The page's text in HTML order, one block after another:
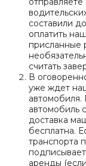
составили
оплатить
присланные
считать
В
уже ждет
автомобиля.
автомобиль
доставка
бесплатна.
транспорта
аренды